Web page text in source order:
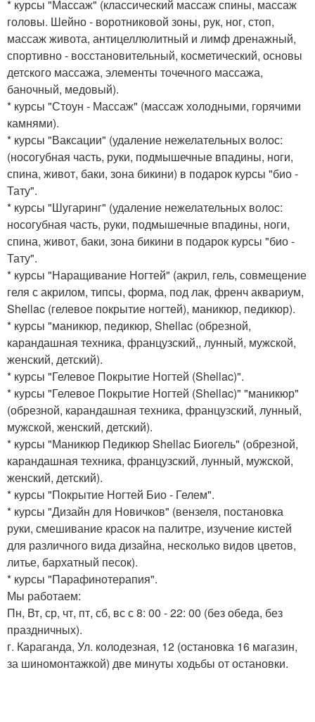
* курсы "Массаж" (классический массаж спины, массаж
головы. Шейно - воротниковой зоны, рук, ног, стоп,
массаж живота, антицеллюлитный и лимф дренажный,
спортивно - восстановительный, косметический, основы
детского массажа, элементы точечного массажа,
баночный, медовый).
* курсы "Стоун - Массаж" (массаж холодными, горячими
камнями).
* курсы "Ваксации" (удаление нежелательных волос:
(носогубная часть, руки, подмышечные впадины, ноги,
спина, живот, баки, зона бикини) в подарок курсы "био -
Тату".
* курсы "Шугаринг" (удаление нежелательных волос:
носогубная часть, руки, подмышечные впадины, ноги,
спина, живот, баки, зона бикини в подарок курсы "био -
Тату".
* курсы "Наращивание Ногтей" (акрил, гель, совмещение
геля с акрилом, типсы, форма, под лак, френч аквариум,
Shellac (гелевое покрытие ногтей), маникюр, педикюр).
* курсы "маникюр, педикюр, Shellac (обрезной,
карандашная техника, французский,, лунный, мужской,
женский, детский).
* курсы "Гелевое Покрытие Ногтей (Shellac)".
* курсы "Гелевое Покрытие Ногтей (Shellac)" "маникюр"
(обрезной, карандашная техника, французский, лунный,
мужской, женский, детский).
* курсы "Маникюр Педикюр Shellac Биогель" (обрезной,
карандашная техника, французский, лунный, мужской,
женский, детский).
* курсы "Покрытие Ногтей Био - Гелем".
* курсы "Дизайн для Новичков" (вензеля, постановка
руки, смешивание красок на палитре, изучение кистей
для различного вида дизайна, несколько видов цветов,
литье, бархатный песок).
* курсы "Парафинотерапия".
Мы работаем:
Пн, Вт, ср, чт, пт, сб, вс с 8: 00 - 22: 00 (без обеда, без
праздничных).
г. Караганда, Ул. колодезная, 12 (остановка 16 магазин,
за шиномонтажкой) две минуты ходьбы от остановки.